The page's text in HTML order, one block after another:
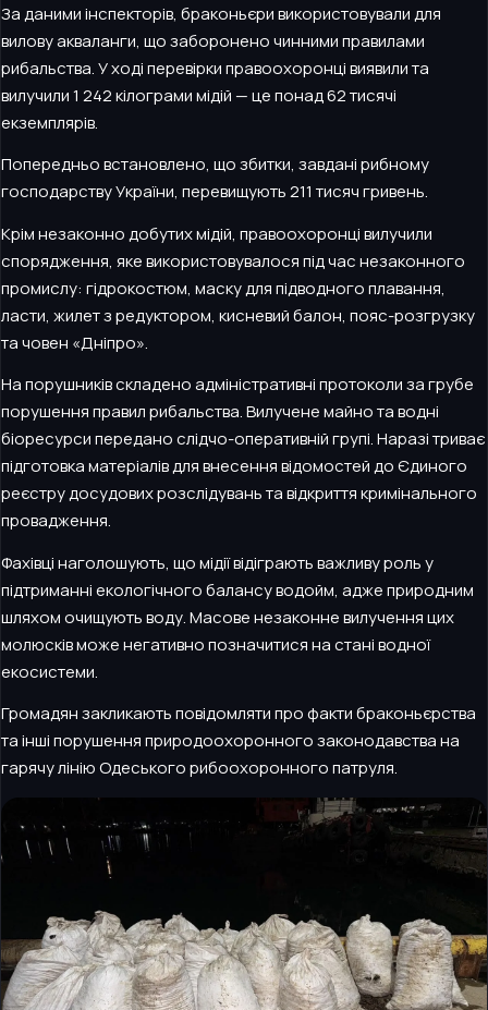
За даними інспекторів, браконьєри використовували для
вилову акваланги, що заборонено чинними правилами
рибальства. У ході перевірки правоохоронці виявили та
вилучили 1 242 кілограми мідій — це понад 62 тисячі
екземплярів.
Попередньо встановлено, що збитки, завдані рибному
господарству України, перевищують 211 тисяч гривень.
Крім незаконно добутих мідій, правоохоронці вилучили
спорядження, яке використовувалося під час незаконного
промислу: гідрокостюм, маску для підводного плавання,
ласти, жилет з редуктором, кисневий балон, пояс-розгрузку
та човен «Дніпро».
На порушників складено адміністративні протоколи за грубе
порушення правил рибальства. Вилучене майно та водні
біоресурси передано слідчо-оперативній групі. Наразі триває
підготовка матеріалів для внесення відомостей до Єдиного
реєстру досудових розслідувань та відкриття кримінального
провадження.
Фахівці наголошують, що мідії відіграють важливу роль у
підтриманні екологічного балансу водойм, адже природним
шляхом очищують воду. Масове незаконне вилучення цих
молюсків може негативно позначитися на стані водної
екосистеми.
Громадян закликають повідомляти про факти браконьєрства
та інші порушення природоохоронного законодавства на
гарячу лінію Одеського рибоохоронного патруля.